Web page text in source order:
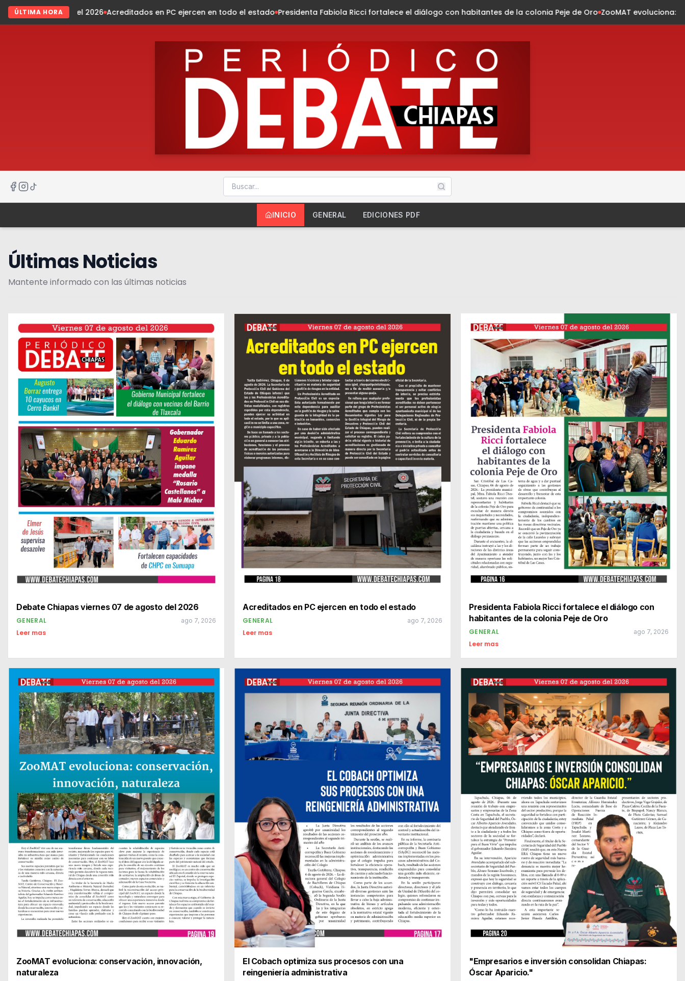
ÚLTIMA HORA
2026 Acreditados en PC ejercen en todo el estado Presidenta Fabiola Ricci fortalece el diálogo con habitantes de la colonia Peje de Oro ZooMAT evoluciona: conservación,
INICIO GENERAL EDICIONES PDF
Últimas Noticias
Mantente informado con las últimas noticias
Debate Chiapas viernes 07 de agosto del 2026
GENERAL ago 7, 2026
Leer mas
Acreditados en PC ejercen en todo el estado
GENERAL ago 7, 2026
Leer mas
Presidenta Fabiola Ricci fortalece el diálogo con
habitantes de la colonia Peje de Oro
GENERAL ago 7, 2026
Leer mas
ZooMAT evoluciona: conservación, innovación,
naturaleza
El Cobach optimiza sus procesos con una
reingeniería administrativa
"Empresarios e inversión consolidan Chiapas: